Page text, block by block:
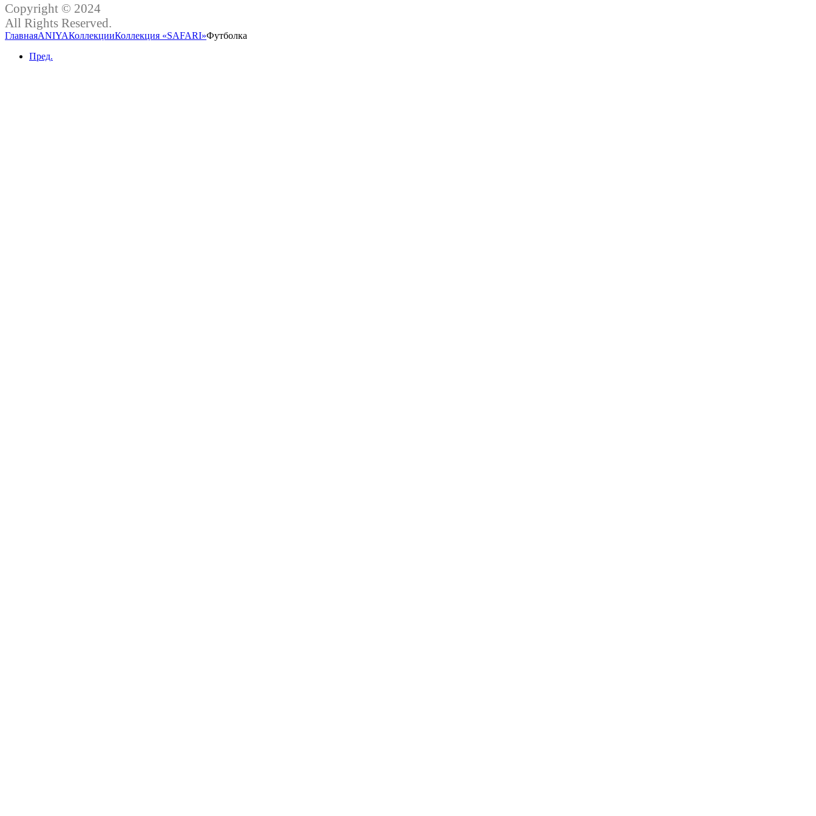
Copyright © 2024
All Rights Reserved.
ГлавнаяANIYAКоллекцииКоллекция «SAFARI»Футболка
Пред.